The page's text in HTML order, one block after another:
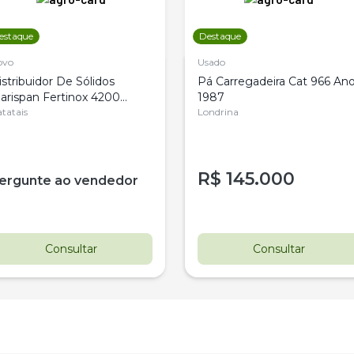
De Sólidos
Fertinox 4200
ao vendedor
Consultar
Destaque
Usado
Pá Carregadeira Cat 966
1987
Londrina
R$ 145.000
Consultar